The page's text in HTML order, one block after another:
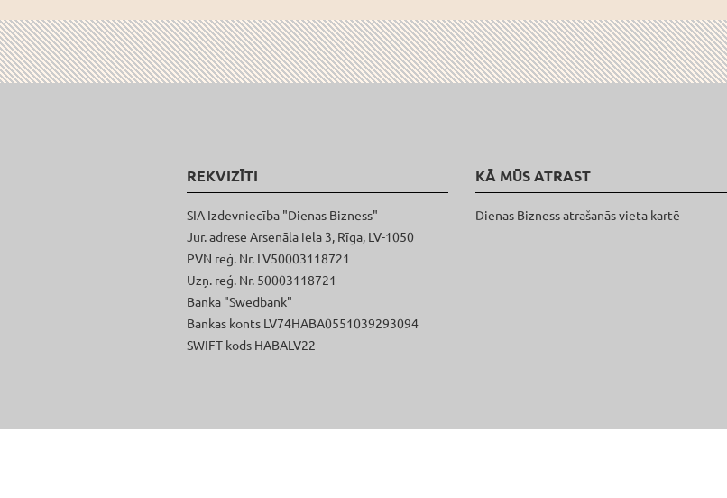
REKVIZĪTI
SIA Izdevniecība "Dienas Bizness"
Jur. adrese Arsenāla iela 3, Rīga, LV-1050
PVN reģ. Nr. LV50003118721
Uzņ. reģ. Nr. 50003118721
Banka "Swedbank"
Bankas konts LV74HABA0551039293094
SWIFT kods HABALV22
KĀ MŪS ATRAST
Dienas Bizness atrašanās vieta kartē